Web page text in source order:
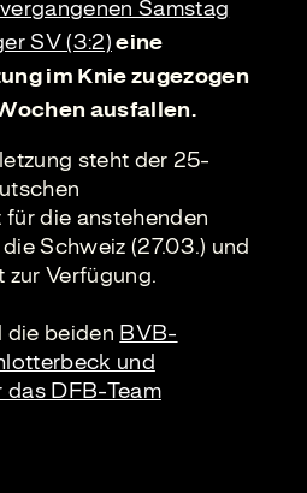
Samstag
SV (3:2)eine
im Knie zugezogen
ausfallen.
steht der 25-
die anstehenden
Schweiz (27.03.) und
zur Verfügung.
die beiden BVB-
und
DFB-Team